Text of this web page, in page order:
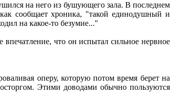
на него из бушующего зала. В последнем
сообщает хроника, "такой единодушный и
на какое-то безумие..."
что он испытал сильное нервное
оперу, которую потом время берет на
Этими доводами обычно пользуются